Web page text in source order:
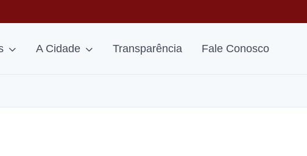
A Cidade Transparência Fale Conosco